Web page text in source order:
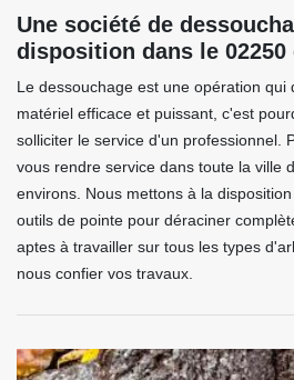
Une société de
disposition dans le
Le dessouchage est une opération qui
matériel efficace et puissant, c'est
solliciter le service d'un professionnel.
vous rendre service dans toute la ville
environs. Nous mettons à la
outils de pointe pour déraciner
aptes à travailler sur tous les types
nous confier vos travaux.